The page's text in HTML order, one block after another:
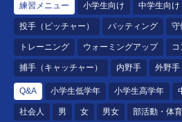
練習メニュー 小学生向け 中学生向け
投手（ピッチャー） バッティング 守
トレーニング ウォーミングアップ コ
捕手（キャッチャー） 内野手 外野手
Q&A 小学生低学年 小学生高学年
社会人 男 女 男女 部活動・体